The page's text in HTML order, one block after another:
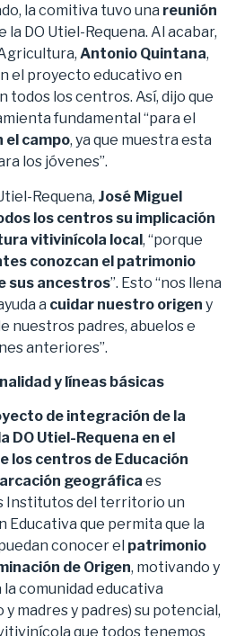
la comitiva tuvo una reunión
la DO Utiel-Requena. Al acabar,
Antonio Quintana,
el proyecto educativo en
todos los centros. Así, dijo que
fundamental “para el
el campo, ya que muestra esta
los jóvenes”.
Requena, José Miguel
los centros su implicación
vitivinícola local, “porque
conozcan el patrimonio
sus ancestros”. Esto “nos llena
a cuidar nuestro origen y
nuestros padres, abuelos e
anteriores”.
y líneas básicas
de integración de la
DO Utiel-Requena en el
los centros de Educación
geográfica es
Institutos del territorio un
Educativa que permita que la
conocer el patrimonio
de Origen, motivando y
comunidad educativa
madres y padres) su potencial,
que todos tenemos